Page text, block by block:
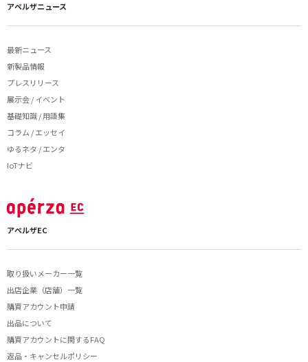
アペルザニュース
最新ニュース
新製品情報
プレスリリース
展示会 / イベント
基礎知識 / 用語集
コラム / エッセイ
ゆるネタ / エンタ
IoTナビ
アペルザEC
取り扱いメーカー一覧
出店企業（店舗）一覧
購買アカウント申請
出品について
購買アカウントに関するFAQ
返品・キャンセルポリシー